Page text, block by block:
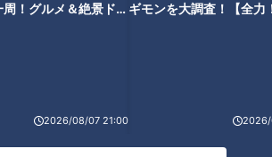
！グルメ＆絶景ドラ
2026/08/07 21:00
ギモンを大調査！【全力
2026/